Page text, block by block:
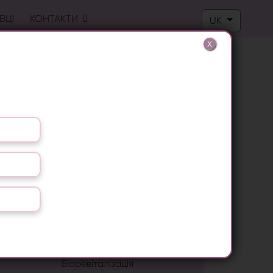
КОНТАКТИ Оберіть свою
UK
Біоревіталізація
X